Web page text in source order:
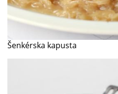
Šenkérska kapusta